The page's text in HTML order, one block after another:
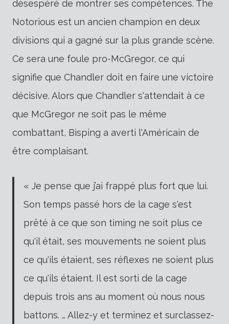
désespéré de montrer ses compétences. The
Notorious est un ancien champion en deux
divisions qui a gagné sur la plus grande scène.
Ce sera une foule pro-McGregor, ce qui
signifie que Chandler doit en faire une victoire
décisive. Alors que Chandler s'attendait à ce
que McGregor ne soit pas le même
combattant, Bisping a averti l'Américain de
être complaisant.
« Je pense que j’ai frappé plus fort que lui.
Son temps passé hors de la cage s'est
prêté à ce que son timing ne soit plus ce
qu'il était, ses mouvements ne soient plus
ce qu'ils étaient, ses réflexes ne soient plus
ce qu'ils étaient. Il est sorti de la cage
depuis trois ans au moment où nous nous
battons. … Allez-y et terminez et surclassez-